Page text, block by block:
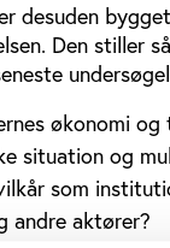
desuden
Den stiller
økonomi
situation og
som
andre aktører?